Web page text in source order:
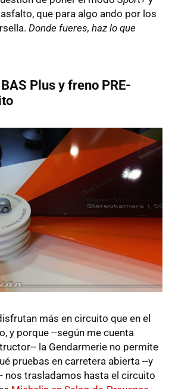
que para algo ando por los
Donde fueres, haz lo que
Plus y freno PRE-
más en circuito que en el
y porque --según me cuenta
la Gendarmerie no permite
pruebas en carretera abierta --y
nos trasladamos hasta el circuito